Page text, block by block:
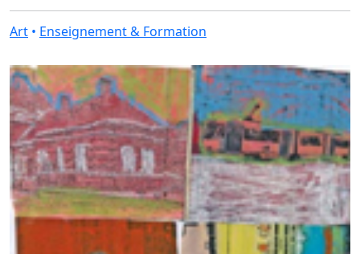
Art • Enseignement & Formation